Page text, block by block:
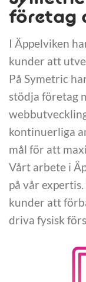
företag
I Äppelviken
kunder att
På Symetric
stödja företag
kontinuerliga
mål för att
Vårt arbete i
på vår
kunder att
driva fysisk